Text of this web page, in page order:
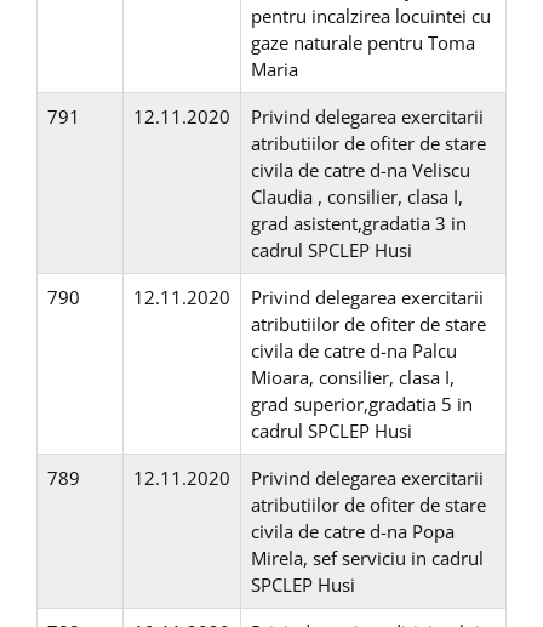
pentru incalzirea locuintei cu
gaze naturale pentru Toma
Maria
791
12.11.2020
Privind delegarea exercitarii
atributiilor de ofiter de stare
civila de catre d-na Veliscu
Claudia , consilier, clasa I,
grad asistent,gradatia 3 in
cadrul SPCLEP Husi
790
12.11.2020
Privind delegarea exercitarii
atributiilor de ofiter de stare
civila de catre d-na Palcu
Mioara, consilier, clasa I,
grad superior,gradatia 5 in
cadrul SPCLEP Husi
789
12.11.2020
Privind delegarea exercitarii
atributiilor de ofiter de stare
civila de catre d-na Popa
Mirela, sef serviciu in cadrul
SPCLEP Husi